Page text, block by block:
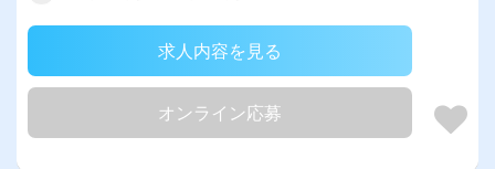
求人内容を見る
オンライン応募